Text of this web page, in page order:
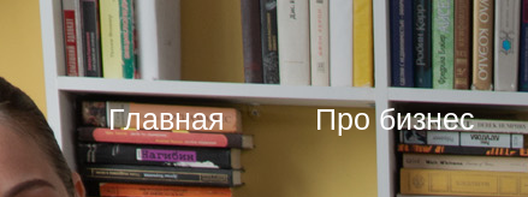
Главная Про бизнес